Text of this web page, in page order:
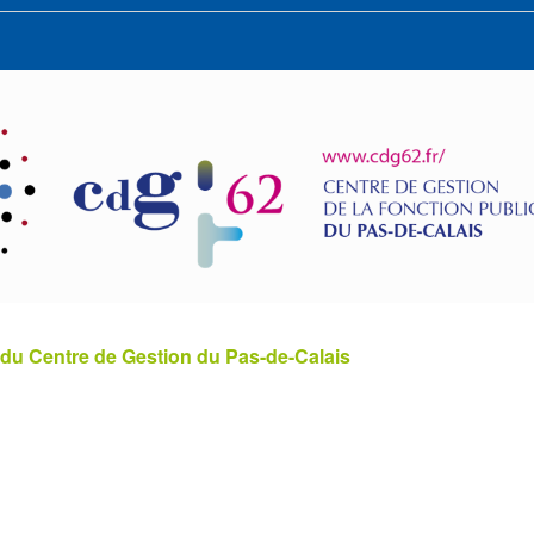
Centre de Gestion du Pas-de-Calais